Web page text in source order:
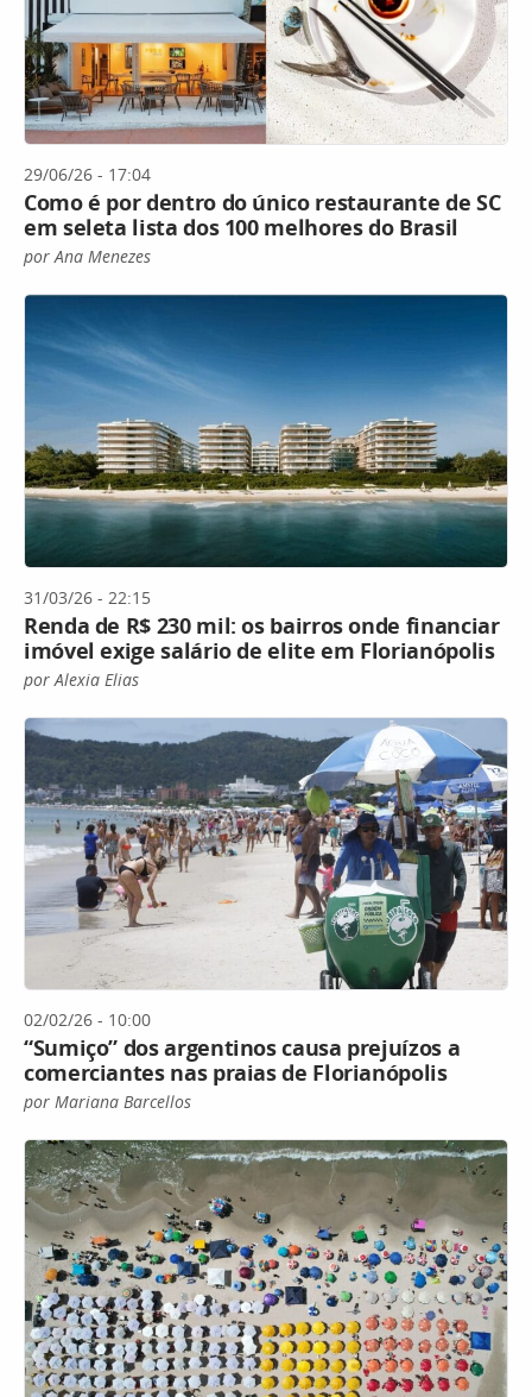
29/06/26 - 17:04
Como é por dentro do único restaurante de SC
em seleta lista dos 100 melhores do Brasil
por Ana Menezes
31/03/26 - 22:15
Renda de R$ 230 mil: os bairros onde financiar
imóvel exige salário de elite em Florianópolis
por Alexia Elias
02/02/26 - 10:00
“Sumiço” dos argentinos causa prejuízos a
comerciantes nas praias de Florianópolis
por Mariana Barcellos